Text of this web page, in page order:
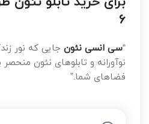
6
“سی انسی نئون جایی که نور
نوآورانه و تابلوهای نئون
فضاهای شما.”